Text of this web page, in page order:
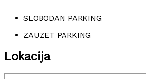
SLOBODAN PARKING
ZAUZET PARKING
Lokacija